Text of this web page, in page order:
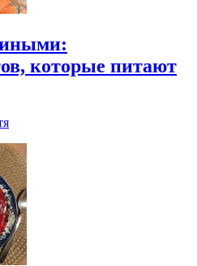
которые питают